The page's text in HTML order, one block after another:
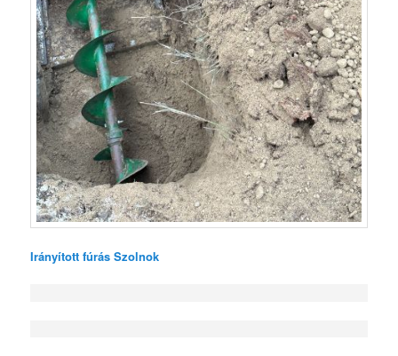
Irányított fúrás Szolnok